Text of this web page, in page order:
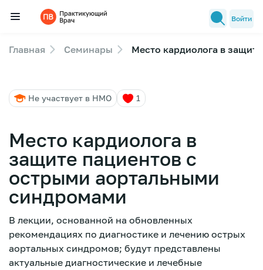
Семинары
Лекторы
Войти
Главная Семинары Место кардиолога в
Не участвует в НМО 1
Место кардиолога в
защите пациентов с
острыми аортальными
синдромами
В лекции, основанной на обновленных
рекомендациях по диагностике и лечению острых
аортальных синдромов; будут представлены
актуальные диагностические и лечебные